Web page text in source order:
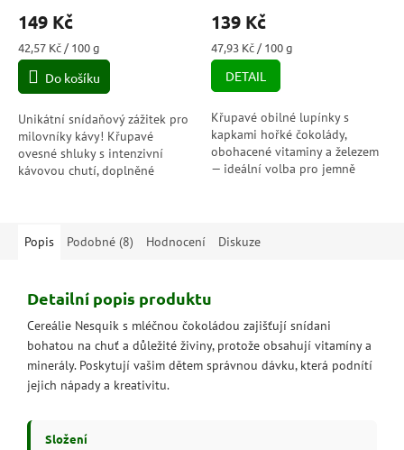
149 Kč
Měrná
cena:
42,57 Kč / 100 g
Do košíku
Unikátní snídaňový zážitek pro
milovníky kávy! Křupavé
ovesné shluky s intenzivní
kávovou chutí, doplněné
139 Kč
Měrná
cena:
47,93 Kč / 100 g
DETAIL
Křupavé obilné lupínky s
kapkami hořké čokolády,
obohacené vitaminy a železem
— ideální volba pro jemně
Popis Podobné (8) Hodnocení Diskuze
Detailní popis produktu
Cereálie Nesquik s mléčnou čokoládou zajišťují snídani
bohatou na chuť a důležité živiny, protože obsahují vitamíny a
minerály. Poskytují vašim dětem správnou dávku, která podnítí
jejich nápady a kreativitu.
Složení